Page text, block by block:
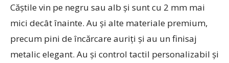
Căştile vin pe negru sau alb şi sunt cu 2 mm mai
mici decât înainte. Au şi alte materiale premium,
precum pini de încărcare auriţi şi au un finisaj
metalic elegant. Au şi control tactil personalizabil şi